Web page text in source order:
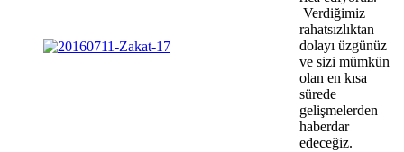
Verdiğimiz
rahatsızlıktan
dolayı üzgünüz
ve sizi mümkün
olan en kısa
sürede
gelişmelerden
haberdar
edeceğiz.